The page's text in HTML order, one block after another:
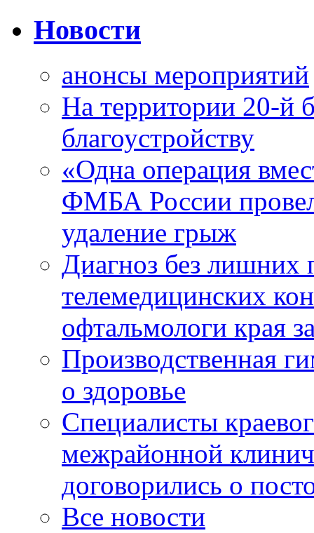
Новости
анонсы мероприятий
На территории 20-й
благоустройству
«Одна операция
ФМБА России
удаление грыж
Диагноз без лишних
телемедицинских
офтальмологи края
Производственная
о здоровье
Специалисты
межрайонной
договорились о
Все новости